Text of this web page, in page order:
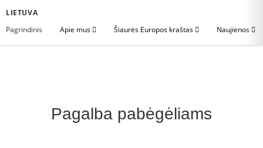
LIETUVA
Pagrindinis
Apie mus Šiaurės Europos kraštas Naujienos
Pagalba pabėgėliams